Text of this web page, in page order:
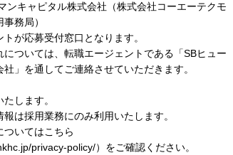
ンキャピタル株式会社（株式会社コーエーテクモ
務局）
が応募受付窓口となります。
ついては、転職エージェントである「SBヒュー
」を通してご連絡させていただきます。
します。
は採用業務にのみ利用いたします。
いてはこちら
privacy-policy/）をご確認ください。